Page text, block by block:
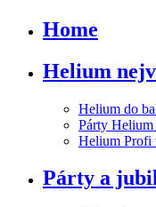
Home
Helium
Helium do
Párty
Helium Profi
Párty a